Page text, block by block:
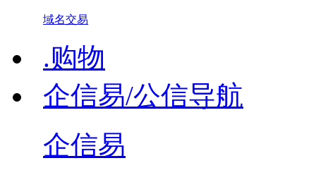
域名交易
.购物
企信易/公信导航
企信易